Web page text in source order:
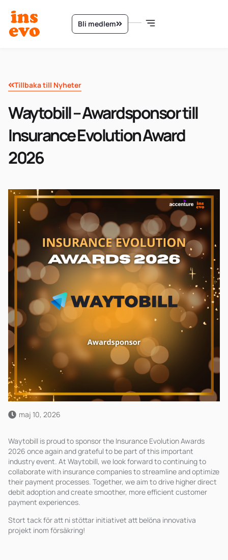
Bli medlem
Tillbaka till Nyheter
Waytobill – Awardsponsor till
Insurance Evolution Award
2026
maj 10, 2026
Waytobill is proud to sponsor the Insurance Evolution Awards
2026 once again and grateful to be part of this important
industry event. At Waytobill, we look forward to continuing to
collaborate with insurance companies to streamline and optimize
their payment processes. Together, we aim to drive higher direct
debit adoption and create smoother, more efficient customer
payment experiences.
Stort tack för att ni stöttar initiativet att belöna innovativa
projekt inom försäkring!